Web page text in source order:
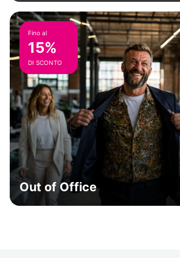
Fino al
15%
DI SCONTO
Out of Office